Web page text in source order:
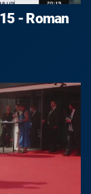
- Roman